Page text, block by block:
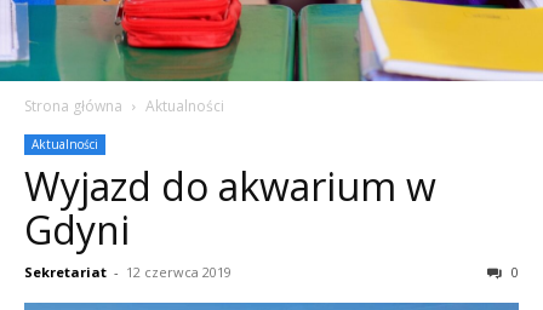
Strona główna Aktualności
Aktualności
Wyjazd do akwarium w
Gdyni
Sekretariat - 12 czerwca 2019 0